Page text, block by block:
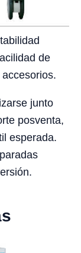
de
junto
posventa,
esperada.